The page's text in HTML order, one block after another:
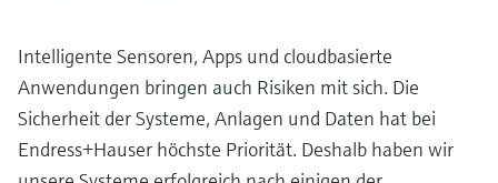
Intelligente Sensoren, Apps und cloudbasierte
Anwendungen bringen auch Risiken mit sich. Die
Sicherheit der Systeme, Anlagen und Daten hat bei
Endress+Hauser höchste Priorität. Deshalb haben wir